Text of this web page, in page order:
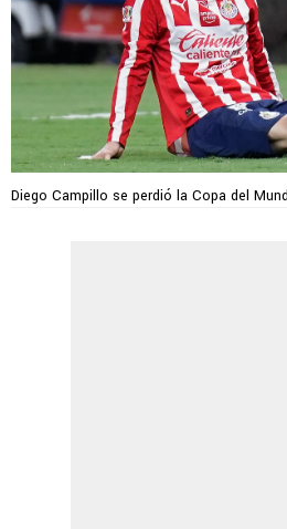
Diego Campillo se perdió la Copa del